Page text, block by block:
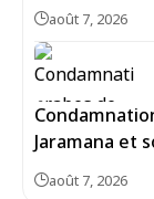
août 7, 2026
Jaramana et
août 7, 2026